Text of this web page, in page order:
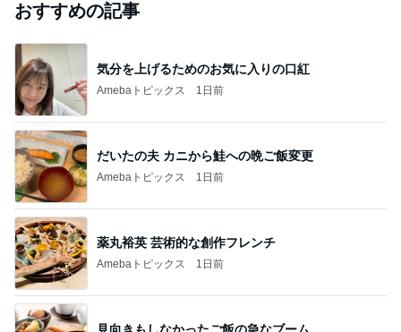
おすすめの記事
気分を上げるためのお気に入りの口紅
Amebaトピックス 1日前
だいたの夫 カニから鮭への晩ご飯変更
Amebaトピックス 1日前
薬丸裕英 芸術的な創作フレンチ
Amebaトピックス 1日前
見向きもしなかったご飯の急なブーム